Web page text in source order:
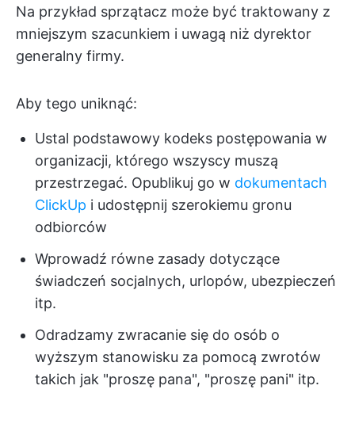
Na przykład sprzątacz może być traktowany z
mniejszym szacunkiem i uwagą niż dyrektor
generalny firmy.
Aby tego uniknąć:
Ustal podstawowy kodeks postępowania w
organizacji, którego wszyscy muszą
przestrzegać. Opublikuj go w dokumentach
ClickUp i udostępnij szerokiemu gronu
odbiorców
Wprowadź równe zasady dotyczące
świadczeń socjalnych, urlopów, ubezpieczeń
itp.
Odradzamy zwracanie się do osób o
wyższym stanowisku za pomocą zwrotów
takich jak "proszę pana", "proszę pani" itp.